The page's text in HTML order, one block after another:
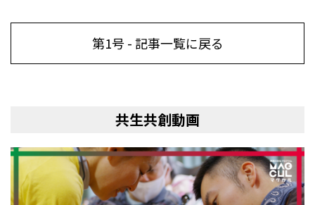
第1号 - 記事一覧に戻る
共生共創動画